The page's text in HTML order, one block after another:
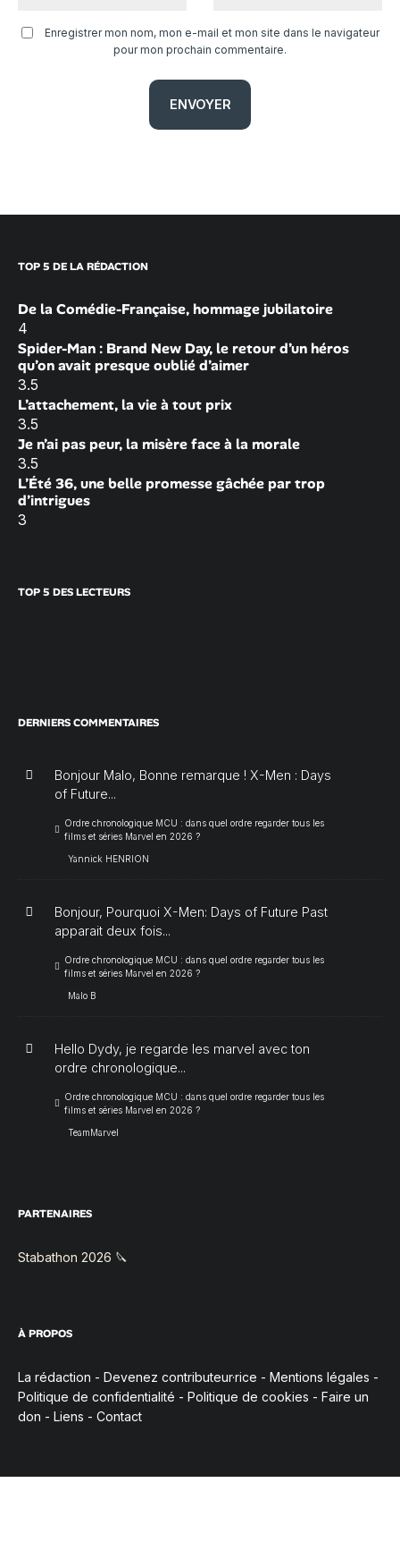
Enregistrer mon nom, mon e-mail et mon site dans le navigateur
pour mon prochain commentaire.
TOP 5 DE LA RÉDACTION
De la Comédie-Française, hommage jubilatoire
4
Spider-Man : Brand New Day, le retour d’un héros
qu’on avait presque oublié d’aimer
3.5
L’attachement, la vie à tout prix
3.5
Je n’ai pas peur, la misère face à la morale
3.5
L’Été 36, une belle promesse gâchée par trop
d’intrigues
3
TOP 5 DES LECTEURS
DERNIERS COMMENTAIRES
Bonjour Malo, Bonne remarque ! X-Men : Days
of Future...
Ordre chronologique MCU : dans quel ordre regarder tous les
films et séries Marvel en 2026 ?
Yannick HENRION
Bonjour, Pourquoi X-Men: Days of Future Past
apparait deux fois...
Ordre chronologique MCU : dans quel ordre regarder tous les
films et séries Marvel en 2026 ?
Malo B
Hello Dydy, je regarde les marvel avec ton
ordre chronologique...
Ordre chronologique MCU : dans quel ordre regarder tous les
films et séries Marvel en 2026 ?
TeamMarvel
PARTENAIRES
Stabathon 2026 🔪
À PROPOS
La rédaction - Devenez contributeur·rice - Mentions légales -
Politique de confidentialité - Politique de cookies - Faire un
don - Liens - Contact